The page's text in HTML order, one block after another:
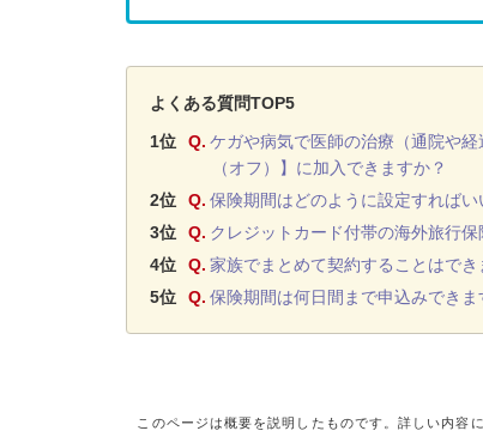
よくある質問TOP5
1位
Q. ケガや病気で医師の治療（通院や
（オフ）】に加入できますか？
2位
Q. 保険期間はどのように設定すればい
3位
Q. クレジットカード付帯の海外旅行
4位
Q. 家族でまとめて契約することはでき
5位
Q. 保険期間は何日間まで申込みできま
このページは概要を説明したものです。詳しい内容